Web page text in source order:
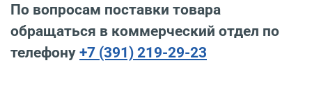
По вопросам поставки товара
обращаться в коммерческий отдел по
телефону +7 (391) 219-29-23